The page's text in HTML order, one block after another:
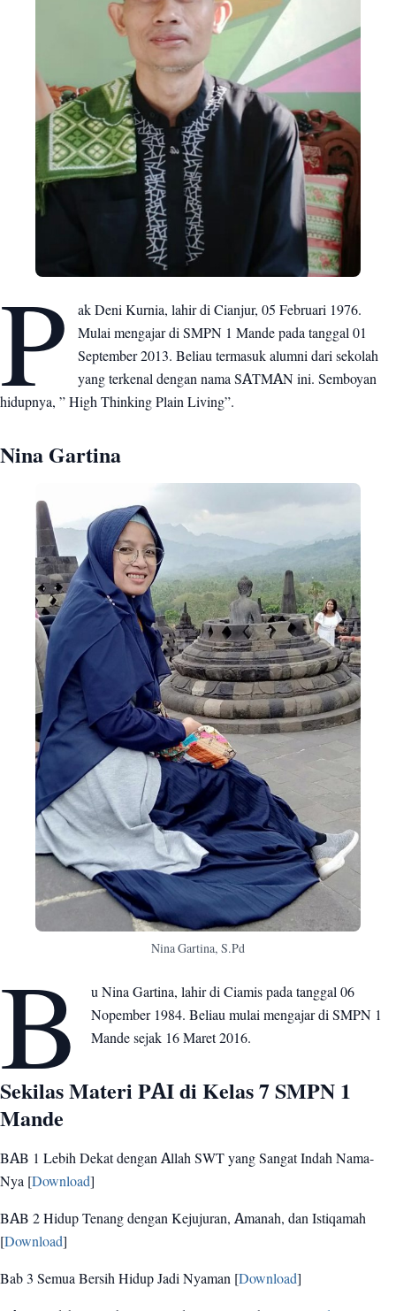
P
ak Deni Kurnia, lahir di Cianjur, 05 Februari 1976.
Mulai mengajar di SMPN 1 Mande pada tanggal 01
September 2013. Beliau termasuk alumni dari sekolah
yang terkenal dengan nama SATMAN ini. Semboyan
hidupnya, ” High Thinking Plain Living”.
Nina Gartina
Nina Gartina, S.Pd
B
u Nina Gartina, lahir di Ciamis pada tanggal 06
Nopember 1984. Beliau mulai mengajar di SMPN 1
Mande sejak 16 Maret 2016.
Sekilas Materi PAI di Kelas 7 SMPN 1
Mande
BAB 1 Lebih Dekat dengan Allah SWT yang Sangat Indah Nama-
Nya [Download]
BAB 2 Hidup Tenang dengan Kejujuran, Amanah, dan Istiqamah
[Download]
Bab 3 Semua Bersih Hidup Jadi Nyaman [Download]